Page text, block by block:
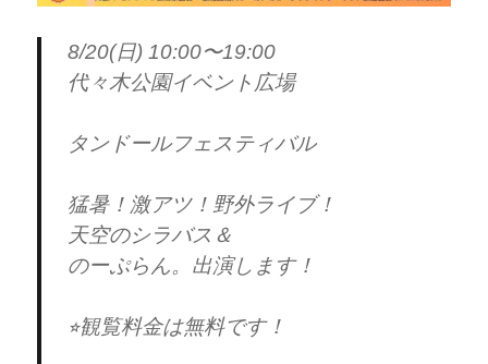
8/20(日) 10:00〜19:00
代々木公園イベント広場
タンドールフェスティバル
猛暑！激アツ！野外ライブ！
天空のシラバス＆
のーぷらん。出演します！
⭐︎観覧料金は無料です！